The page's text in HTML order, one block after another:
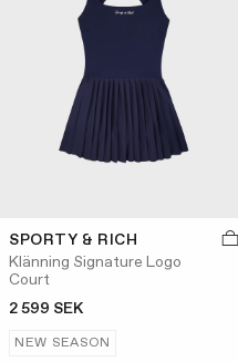
SPORTY & RICH
Klänning Signature Logo
Court
2 599 SEK
NEW SEASON